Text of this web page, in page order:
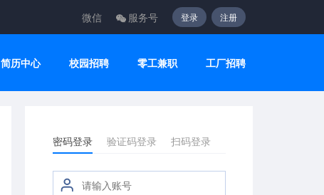
微信 服务号 登录 注册
简历中心 校园招聘 零工兼职 工厂招聘
密码登录 验证码登录 扫码登录